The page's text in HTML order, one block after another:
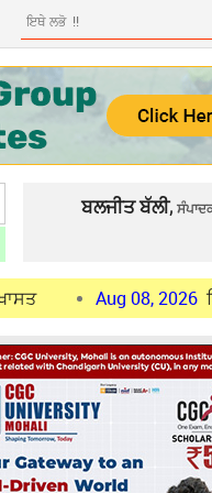
ਬਲਜੀਤ ਬੱਲੀ,
Aug 08, 2026 ਨਿਊਜ਼ੀਲੈਂਡ